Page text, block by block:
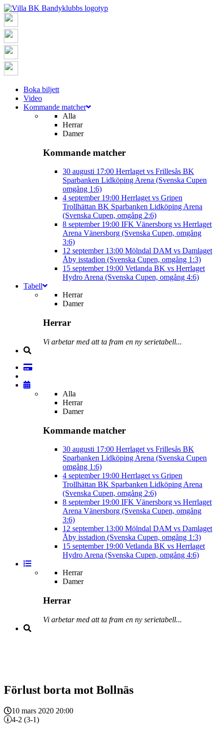
Boka biljett
Video
Kommande matcher
Alla
Herrar
Damer
Kommande matcher
30 augusti 17:00 Herrlaget vs Frillesås BK
Sparbanken Lidköping Arena (Svenska Cupen
omgång 1:6)
4 september 19:00 Herrlaget vs Gripen
Trollhättan BK Sparbanken Lidköping Arena
(Svenska Cupen, omgång 2:6)
8 september 19:00 IFK Vänersborg vs Herrlaget
Arena Vänersborg (Svenska Cupen, omgång
3:6)
12 september 13:00 Mölndal DAM vs Damlaget
Åby isstadion (Svenska Cupen, omgång 1:3)
15 september 19:00 Vetlanda BK vs Herrlaget
Hydro Arena (Svenska Cupen, omgång 4:6)
Tabell
Herrar
Damer
Herrar
Vi arbetar med att ta fram en ny serietabell...
Alla
Herrar
Damer
Kommande matcher
30 augusti 17:00 Herrlaget vs Frillesås BK
Sparbanken Lidköping Arena (Svenska Cupen
omgång 1:6)
4 september 19:00 Herrlaget vs Gripen
Trollhättan BK Sparbanken Lidköping Arena
(Svenska Cupen, omgång 2:6)
8 september 19:00 IFK Vänersborg vs Herrlaget
Arena Vänersborg (Svenska Cupen, omgång
3:6)
12 september 13:00 Mölndal DAM vs Damlaget
Åby isstadion (Svenska Cupen, omgång 1:3)
15 september 19:00 Vetlanda BK vs Herrlaget
Hydro Arena (Svenska Cupen, omgång 4:6)
Herrar
Damer
Herrar
Vi arbetar med att ta fram en ny serietabell...
Förlust borta mot Bollnäs
10 mars 2020 20:00
4-2 (3-1)